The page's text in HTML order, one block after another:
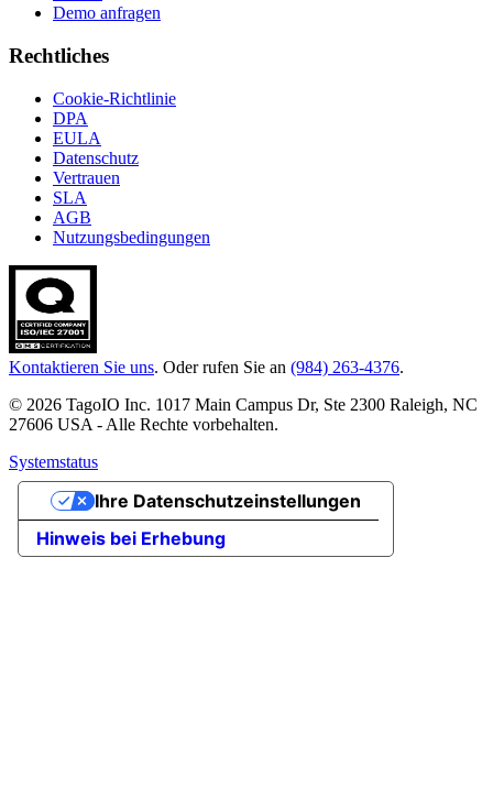
Demo anfragen
Rechtliches
Cookie-Richtlinie
DPA
EULA
Datenschutz
Vertrauen
SLA
AGB
Nutzungsbedingungen
Kontaktieren Sie uns. Oder rufen Sie an (984) 263-4376.
© 2026 TagoIO Inc. 1017 Main Campus Dr, Ste 2300 Raleigh, NC
27606 USA - Alle Rechte vorbehalten.
Systemstatus
Hinweis bei Erhebung
Ihre Datenschutzeinstellungen